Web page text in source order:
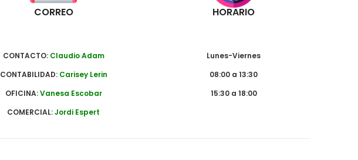
CORREO
CONTACTO: Claudio Adam
CONTABILIDAD: Carisey Lerin
OFICINA:Vanesa Escobar
COMERCIAL:Jordi Espert
HORARIO
Lunes-Viernes
08:00 a 13:30
15:30 a 18:00